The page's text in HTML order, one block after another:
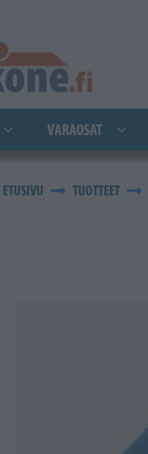
VARAOSAT
ETUSIVU TUOTTEET